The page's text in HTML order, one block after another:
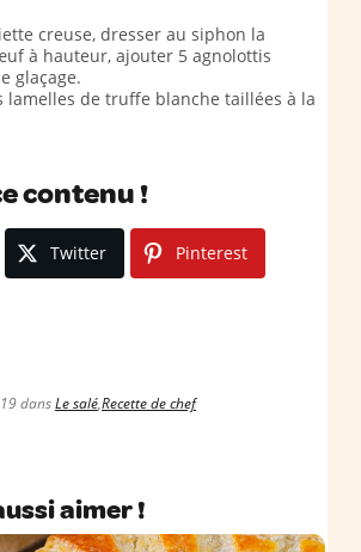
creuse, dresser au siphon la
à hauteur, ajouter 5 agnolottis
glaçage.
lamelles de truffe blanche taillées à la
contenu !
Twitter Pinterest
dansLe salé,Recette de chef
aimer !